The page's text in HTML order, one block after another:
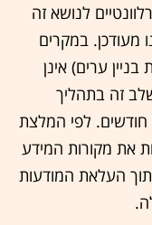
לנושא זה
מעודכן. במקרים
ערים) אינן
זה בתהליך
הקמת מפעל נמשך בממוצע בין 3 ל-6 חודשים. לפי המלצת
את מקורות המידע
העלאת המודעות